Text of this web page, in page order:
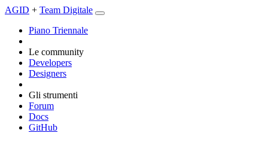
AGID + Team Digitale
Piano Triennale
Le community
Developers
Designers
Gli strumenti
Forum
Docs
GitHub